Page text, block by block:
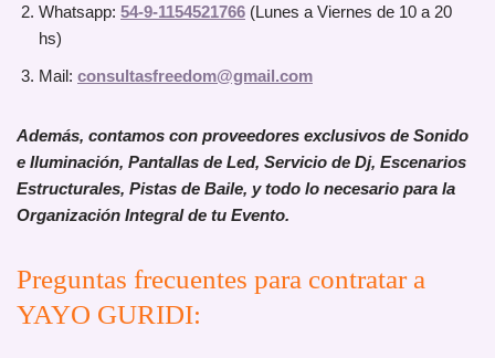
Whatsapp: 54-9-1154521766 (Lunes a Viernes de 10 a 20
hs)
Mail: consultasfreedom@gmail.com
Además, contamos con proveedores exclusivos de Sonido
e Iluminación, Pantallas de Led, Servicio de Dj, Escenarios
Estructurales, Pistas de Baile, y todo lo necesario para la
Organización Integral de tu Evento.
Preguntas frecuentes para contratar a
YAYO GURIDI: